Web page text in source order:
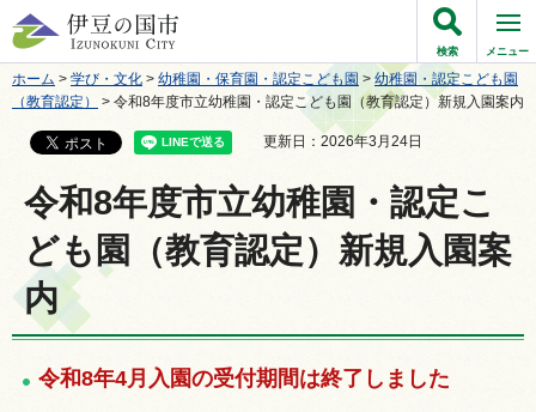
伊豆の国市
検索 メニュー
ホーム > 学び・文化 > 幼稚園・保育園・認定こども園 > 幼稚園・認定こども園
（教育認定）
> 令和8年度市立幼稚園・認定こども園（教育認定）新規入園案内
更新日：2026年3月24日
令和8年度市立幼稚園・認定こ
ども園（教育認定）新規入園案
内
令和8年4月入園の受付期間は終了しました